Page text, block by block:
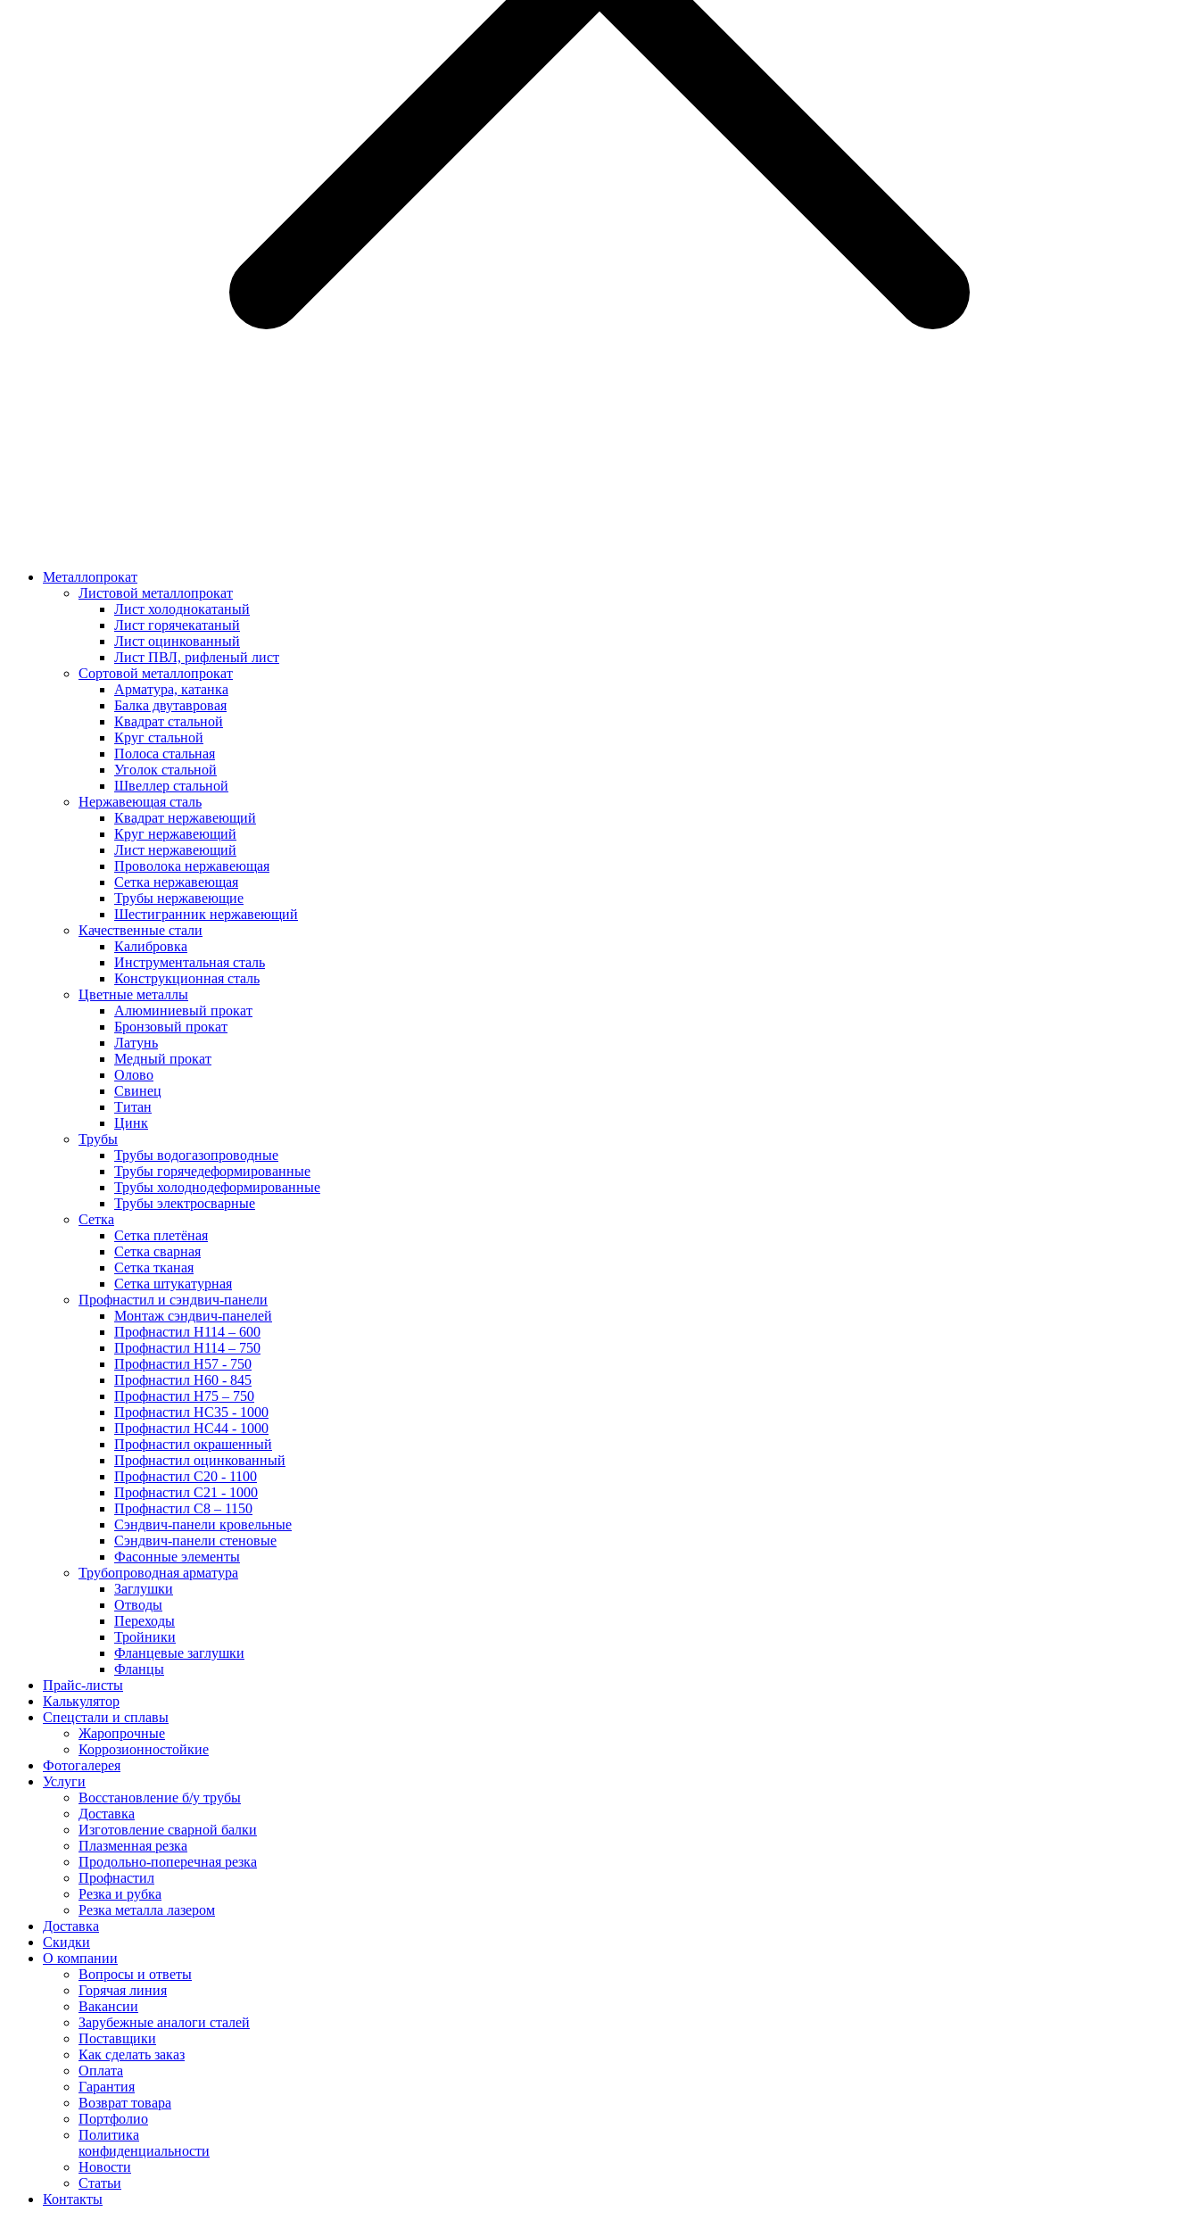
Металлопрокат
Листовой металлопрокат
Лист холоднокатаный
Лист горячекатаный
Лист оцинкованный
Лист ПВЛ, рифленый лист
Сортовой металлопрокат
Арматура, катанка
Балка двутавровая
Квадрат стальной
Круг стальной
Полоса стальная
Уголок стальной
Швеллер стальной
Нержавеющая сталь
Квадрат нержавеющий
Круг нержавеющий
Лист нержавеющий
Проволока нержавеющая
Сетка нержавеющая
Трубы нержавеющие
Шестигранник нержавеющий
Качественные стали
Калибровка
Инструментальная сталь
Конструкционная сталь
Цветные металлы
Алюминиевый прокат
Бронзовый прокат
Латунь
Медный прокат
Олово
Свинец
Титан
Цинк
Трубы
Трубы водогазопроводные
Трубы горячедеформированные
Трубы холоднодеформированные
Трубы электросварные
Сетка
Сетка плетёная
Сетка сварная
Сетка тканая
Сетка штукатурная
Профнастил и сэндвич-панели
Монтаж сэндвич-панелей
Профнастил Н114 – 600
Профнастил Н114 – 750
Профнастил Н57 - 750
Профнастил Н60 - 845
Профнастил Н75 – 750
Профнастил НС35 - 1000
Профнастил НС44 - 1000
Профнастил окрашенный
Профнастил оцинкованный
Профнастил С20 - 1100
Профнастил С21 - 1000
Профнастил С8 – 1150
Сэндвич-панели кровельные
Сэндвич-панели стеновые
Фасонные элементы
Трубопроводная арматура
Заглушки
Отводы
Переходы
Тройники
Фланцевые заглушки
Фланцы
Прайс-листы
Калькулятор
Спецстали и сплавы
Жаропрочные
Коррозионностойкие
Фотогалерея
Услуги
Восстановление б/у трубы
Доставка
Изготовление сварной балки
Плазменная резка
Продольно-поперечная резка
Профнастил
Резка и рубка
Резка металла лазером
Доставка
Скидки
О компании
Вопросы и ответы
Горячая линия
Вакансии
Зарубежные аналоги сталей
Поставщики
Как сделать заказ
Оплата
Гарантия
Возврат товара
Портфолио
Политика
конфиденциальности
Новости
Статьи
Контакты